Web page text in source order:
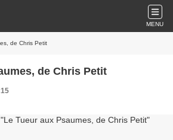
MENU
de Chris Petit
de Chris Petit